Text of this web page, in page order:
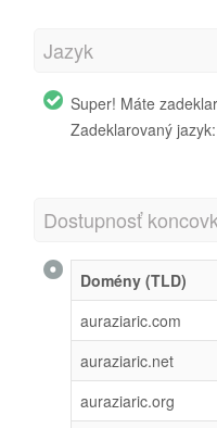
Jazyk
Super! Máte
Zadeklarovaný
Dostupnosť
Domény (TLD)
auraziaric.com
auraziaric.net
auraziaric.org